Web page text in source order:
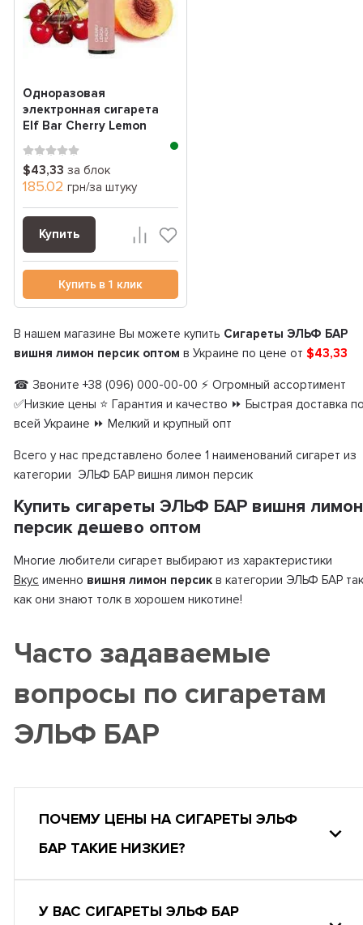
Одноразовая
электронная сигарета
Elf Bar Cherry Lemon
Peach (Вишня лимон
пер...
$43,33 за блок
185.02 грн/за штуку
Купить
Купить в 1 клик
В нашем магазине Вы можете купить Сигареты ЭЛЬФ БАР
вишня лимон персик оптом в Украине по цене от $43,33
☎ Звоните +38 (096) 000-00-00 ⚡ Огромный ассортимент
✅Низкие цены ⭐ Гарантия и качество ⏩ Быстрая доставка
всей Украине ⏩ Мелкий и крупный опт
Всего у нас представлено более 1 наименований сигарет из
категории ЭЛЬФ БАР вишня лимон персик
Купить сигареты ЭЛЬФ БАР вишня лимон
персик дешево оптом
Многие любители сигарет выбирают из характеристики
Вкус именно вишня лимон персикв категории ЭЛЬФ БАР так
как они знают толк в хорошем никотине!
Часто задаваемые
вопросы по сигаретам
ЭЛЬФ БАР
ПОЧЕМУ ЦЕНЫ НА СИГАРЕТЫ ЭЛЬФ
БАР ТАКИЕ НИЗКИЕ?
У ВАС СИГАРЕТЫ ЭЛЬФ БАР